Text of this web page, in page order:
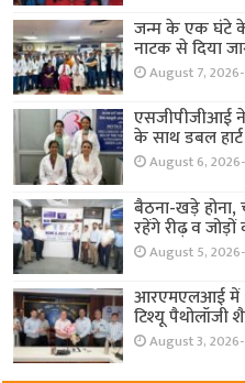
जन्म के एक घंटे
नाटक से दिया
August 7,
एसजीपीजीआई
के साथ डबल
August 6,
बैठना-खड़े होना,
रहेंगे रीढ़ व
August 5,
आरएमएलआई में
टिश्यू
August 3,